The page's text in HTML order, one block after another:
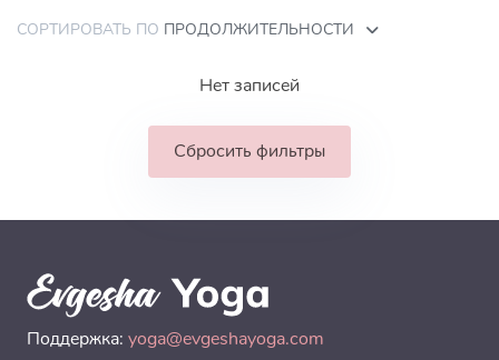
СОРТИРОВАТЬ ПО ПРОДОЛЖИТЕЛЬНОСТИ
Нет записей
Сбросить фильтры
Поддержка: yoga@evgeshayoga.com